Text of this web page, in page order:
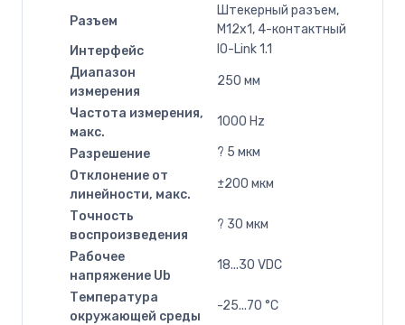
Разъем
Штекерный разъем,
M12x1, 4-контактный
Интерфейс
IO-Link 1.1
Диапазон
измерения
250 мм
Частота измерения,
макс.
1000 Hz
Разрешение
? 5 мкм
Отклонение от
линейности, макс.
±200 мкм
Точность
воспроизведения
? 30 мкм
Рабочее
напряжение Ub
18...30 VDC
Температура
окружающей среды
-25...70 °C